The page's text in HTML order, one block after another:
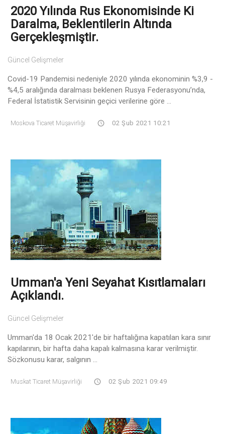
2020 Yılında Rus Ekonomisinde Ki
Daralma, Beklentilerin Altında
Gerçekleşmiştir.
Güncel Gelişmeler
Covid-19 Pandemisi nedeniyle 2020 yılında ekonominin %3,9 -
%4,5 aralığında daralması beklenen Rusya Federasyonu’nda,
Federal İstatistik Servisinin geçici verilerine göre ...
Moskova Ticaret Müşavirliği 02 Şub 2021 10:21
Umman'a Yeni Seyahat Kısıtlamaları
Açıklandı.
Güncel Gelişmeler
Umman'da 18 Ocak 2021'de bir haftalığına kapatılan kara sınır
kapılarının, bir hafta daha kapalı kalmasına karar verilmiştir.
Sözkonusu karar, salgının ...
Muskat Ticaret Müşavirliği 02 Şub 2021 09:49